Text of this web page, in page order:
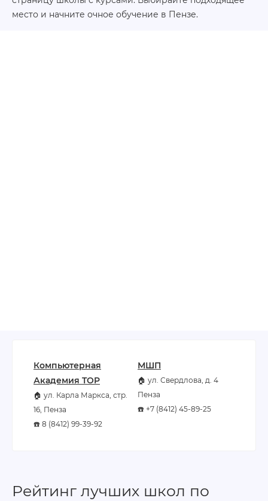
место и начните очное обучение в Пензе.
Компьютерная
Академия TOP
🏠 ул. Карла Маркса, стр.
16, Пенза
☎️ 8 (8412) 99-39-92
МШП
🏠 ул. Свердлова, д. 4
Пенза
☎️ +7 (8412) 45-89-25
Рейтинг лучших школ по